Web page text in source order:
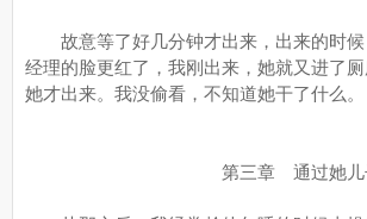
故意等了好几分钟才出来，出来的时候
经理的脸更红了，我刚出来，她就又进了
她才出来。我没偷看，不知道她干了什么。
第三章 通过她儿子